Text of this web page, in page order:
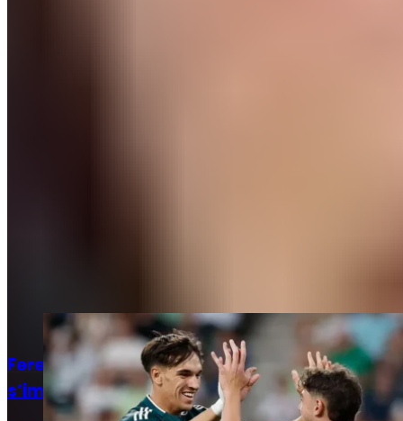
Actualités
Ferencváros - Real Madrid : La Casa Blanca
s’impose mais laisse encore des doutes